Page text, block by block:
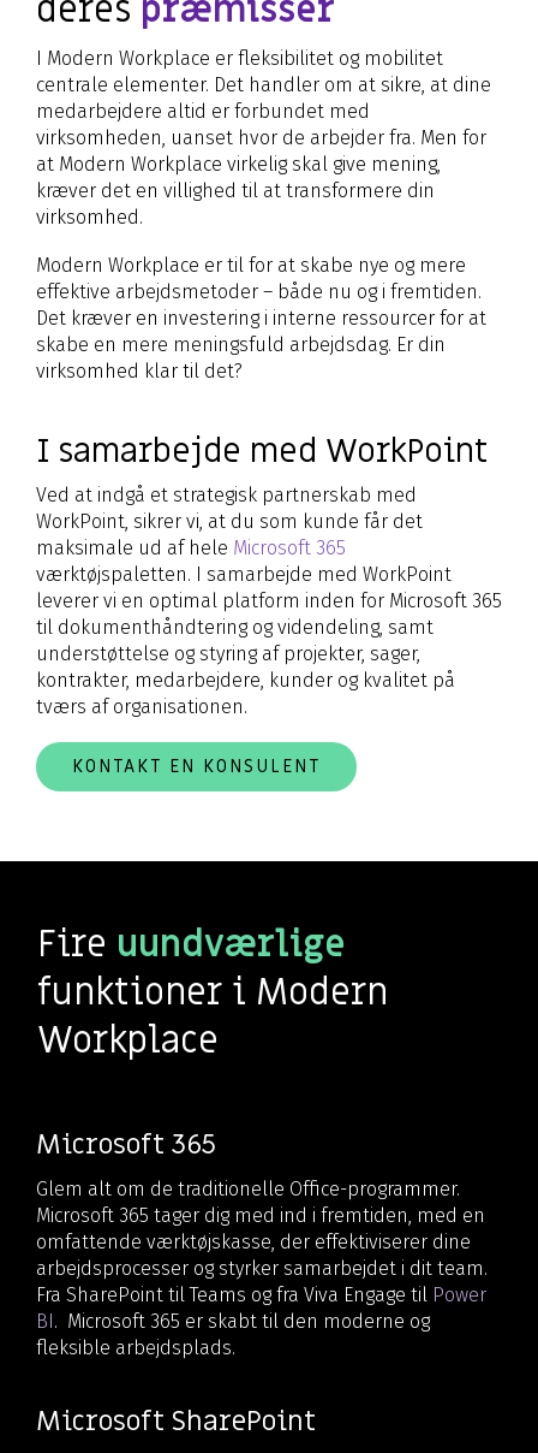
deres præmisser
I Modern Workplace er fleksibilitet og mobilitet
centrale elementer. Det handler om at sikre, at dine
medarbejdere altid er forbundet med
virksomheden, uanset hvor de arbejder fra. Men for
at Modern Workplace virkelig skal give mening,
kræver det en villighed til at transformere din
virksomhed.
Modern Workplace er til for at skabe nye og mere
effektive arbejdsmetoder – både nu og i fremtiden.
Det kræver en investering i interne ressourcer for at
skabe en mere meningsfuld arbejdsdag. Er din
virksomhed klar til det?
I samarbejde med WorkPoint
Ved at indgå et strategisk partnerskab med
WorkPoint, sikrer vi, at du som kunde får det
maksimale ud af hele Microsoft 365
værktøjspaletten. I samarbejde med WorkPoint
leverer vi en optimal platform inden for Microsoft 365
til dokumenthåndtering og videndeling, samt
understøttelse og styring af projekter, sager,
kontrakter, medarbejdere, kunder og kvalitet på
tværs af organisationen.
KONTAKT EN KONSULENT
Fire uundværlige
funktioner i Modern
Workplace
Microsoft 365
Glem alt om de traditionelle Office-programmer.
Microsoft 365 tager dig med ind i fremtiden, med en
omfattende værktøjskasse, der effektiviserer dine
arbejdsprocesser og styrker samarbejdet i dit team.
Fra SharePoint til Teams og fra Viva Engage til Power
BI. Microsoft 365 er skabt til den moderne og
fleksible arbejdsplads.
Microsoft SharePoint